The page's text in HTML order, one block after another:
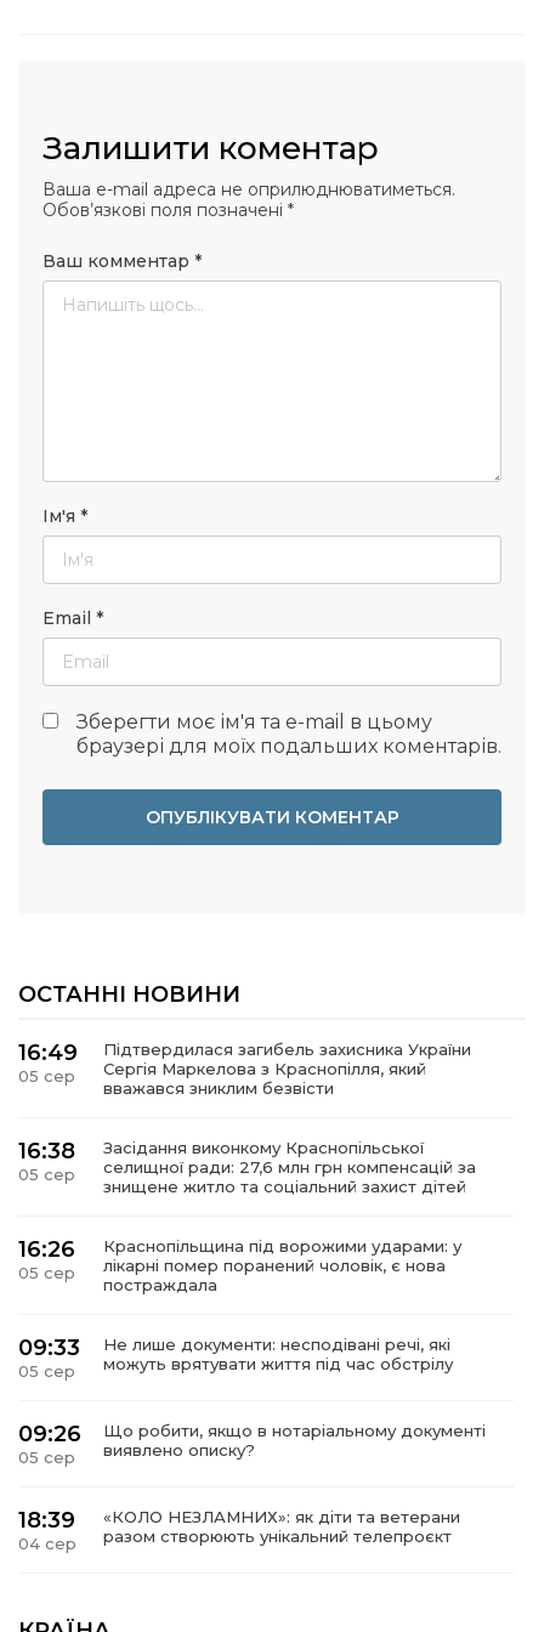
Залишити коментар
Ваша e-mail адреса не оприлюднюватиметься.
Обов’язкові поля позначені *
Ваш комментар *
Ім'я *
Email *
Зберегти моє ім'я та e-mail в цьому
браузері для моїх подальших коментарів.
ОСТАННІ НОВИНИ
16:49
05 сер
Підтвердилася загибель захисника України
Сергія Маркелова з Краснопілля, який
вважався зниклим безвісти
16:38
05 сер
Засідання виконкому Краснопільської
селищної ради: 27,6 млн грн компенсацій за
знищене житло та соціальний захист дітей
16:26
05 сер
Краснопільщина під ворожими ударами: у
лікарні помер поранений чоловік, є нова
постраждала
09:33
05 сер
Не лише документи: несподівані речі, які
можуть врятувати життя під час обстрілу
09:26
05 сер
Що робити, якщо в нотаріальному документі
виявлено описку?
18:39
04 сер
«КОЛО НЕЗЛАМНИХ»: як діти та ветерани
разом створюють унікальний телепроєкт
прикордоння до втраченого дому